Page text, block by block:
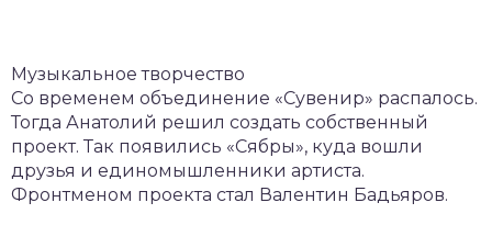
Музыкальное творчество
Со временем объединение «Сувенир» распалось.
Тогда Анатолий решил создать собственный
проект. Так появились «Сябры», куда вошли
друзья и единомышленники артиста.
Фронтменом проекта стал Валентин Бадьяров.